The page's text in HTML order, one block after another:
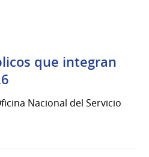
que integran
Nacional del Servicio